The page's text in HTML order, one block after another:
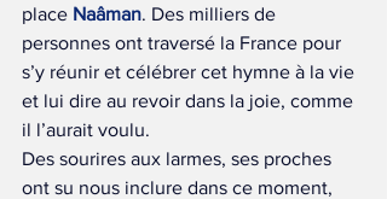
place Naâman. Des milliers de
personnes ont traversé la France pour
s’y réunir et célébrer cet hymne à la vie
et lui dire au revoir dans la joie, comme
il l’aurait voulu.
Des sourires aux larmes, ses proches
ont su nous inclure dans ce moment,